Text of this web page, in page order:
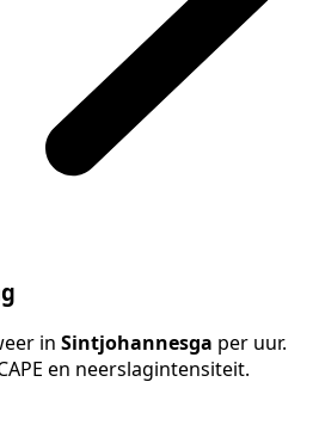
in Sintjohannesga per uur.
en neerslagintensiteit.